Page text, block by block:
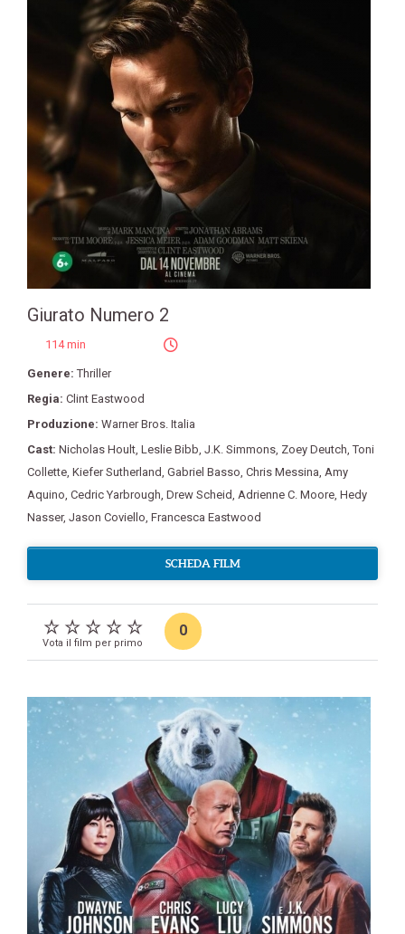
Giurato Numero 2
114 min
Genere:Thriller
Regia: Clint Eastwood
Produzione: Warner Bros. Italia
Cast: Nicholas Hoult, Leslie Bibb, J.K. Simmons, Zoey Deutch,Toni
Collette, Kiefer Sutherland, Gabriel Basso, Chris Messina, Amy
Aquino, Cedric Yarbrough, Drew Scheid, Adrienne C. Moore, Hedy
Nasser, Jason Coviello, Francesca Eastwood
SCHEDA FILM
Vota il film per primo
0